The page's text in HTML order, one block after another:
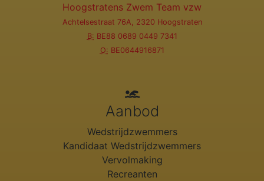
Hoogstratens Zwem Team vzw
Achtelsestraat 76A, 2320 Hoogstraten
B: BE88 0689 0449 7341
O: BE0644916871
Aanbod
Wedstrijdzwemmers
Kandidaat Wedstrijdzwemmers
Vervolmaking
Recreanten